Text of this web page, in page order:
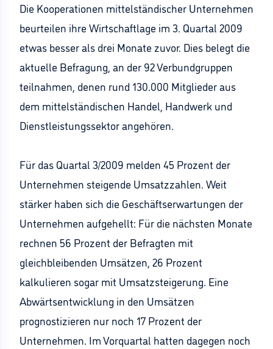
Die Kooperationen mittelständischer Unternehmen
beurteilen ihre Wirtschaftlage im 3. Quartal 2009
etwas besser als drei Monate zuvor. Dies belegt die
aktuelle Befragung, an der 92 Verbundgruppen
teilnahmen, denen rund 130.000 Mitglieder aus
dem mittelständischen Handel, Handwerk und
Dienstleistungssektor angehören.
Für das Quartal 3/2009 melden 45 Prozent der
Unternehmen steigende Umsatzzahlen. Weit
stärker haben sich die Geschäftserwartungen der
Unternehmen aufgehellt: Für die nächsten Monate
rechnen 56 Prozent der Befragten mit
gleichbleibenden Umsätzen, 26 Prozent
kalkulieren sogar mit Umsatzsteigerung. Eine
Abwärtsentwicklung in den Umsätzen
prognostizieren nur noch 17 Prozent der
Unternehmen. Im Vorquartal hatten dagegen noch